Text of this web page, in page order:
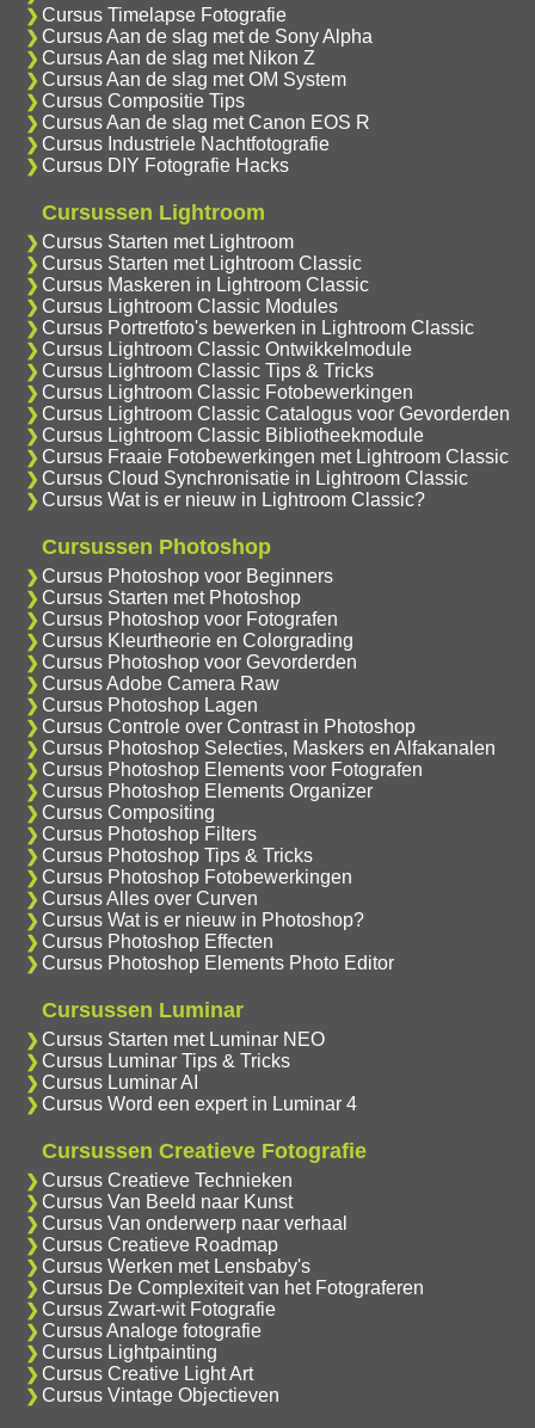
Cursus Timelapse Fotografie
Cursus Aan de slag met de Sony Alpha
Cursus Aan de slag met Nikon Z
Cursus Aan de slag met OM System
Cursus Compositie Tips
Cursus Aan de slag met Canon EOS R
Cursus Industriele Nachtfotografie
Cursus DIY Fotografie Hacks
Cursussen Lightroom
Cursus Starten met Lightroom
Cursus Starten met Lightroom Classic
Cursus Maskeren in Lightroom Classic
Cursus Lightroom Classic Modules
Cursus Portretfoto's bewerken in Lightroom Classic
Cursus Lightroom Classic Ontwikkelmodule
Cursus Lightroom Classic Tips & Tricks
Cursus Lightroom Classic Fotobewerkingen
Cursus Lightroom Classic Catalogus voor Gevorderden
Cursus Lightroom Classic Bibliotheekmodule
Cursus Fraaie Fotobewerkingen met Lightroom Classic
Cursus Cloud Synchronisatie in Lightroom Classic
Cursus Wat is er nieuw in Lightroom Classic?
Cursussen Photoshop
Cursus Photoshop voor Beginners
Cursus Starten met Photoshop
Cursus Photoshop voor Fotografen
Cursus Kleurtheorie en Colorgrading
Cursus Photoshop voor Gevorderden
Cursus Adobe Camera Raw
Cursus Photoshop Lagen
Cursus Controle over Contrast in Photoshop
Cursus Photoshop Selecties, Maskers en Alfakanalen
Cursus Photoshop Elements voor Fotografen
Cursus Photoshop Elements Organizer
Cursus Compositing
Cursus Photoshop Filters
Cursus Photoshop Tips & Tricks
Cursus Photoshop Fotobewerkingen
Cursus Alles over Curven
Cursus Wat is er nieuw in Photoshop?
Cursus Photoshop Effecten
Cursus Photoshop Elements Photo Editor
Cursussen Luminar
Cursus Starten met Luminar NEO
Cursus Luminar Tips & Tricks
Cursus Luminar AI
Cursus Word een expert in Luminar 4
Cursussen Creatieve Fotografie
Cursus Creatieve Technieken
Cursus Van Beeld naar Kunst
Cursus Van onderwerp naar verhaal
Cursus Creatieve Roadmap
Cursus Werken met Lensbaby's
Cursus De Complexiteit van het Fotograferen
Cursus Zwart-wit Fotografie
Cursus Analoge fotografie
Cursus Lightpainting
Cursus Creative Light Art
Cursus Vintage Objectieven